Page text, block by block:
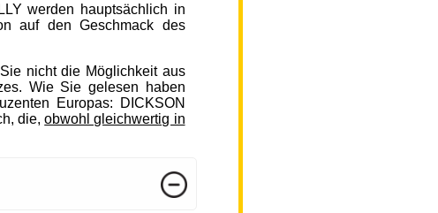
werden hauptsächlich in
auf den Geschmack des
nicht die Möglichkeit aus
Wie Sie gelesen haben
Europas: DICKSON
die,obwohl gleichwertig in